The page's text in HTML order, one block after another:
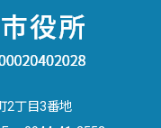
2丁目3番地